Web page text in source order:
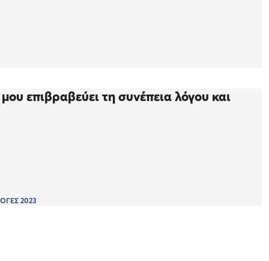
επιβραβεύει τη συνέπεια λόγου και
2023